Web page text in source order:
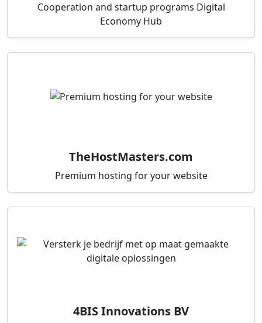
Cooperation and startup programs Digital
Economy Hub
TheHostMasters.com
Premium hosting for your website
4BIS Innovations BV